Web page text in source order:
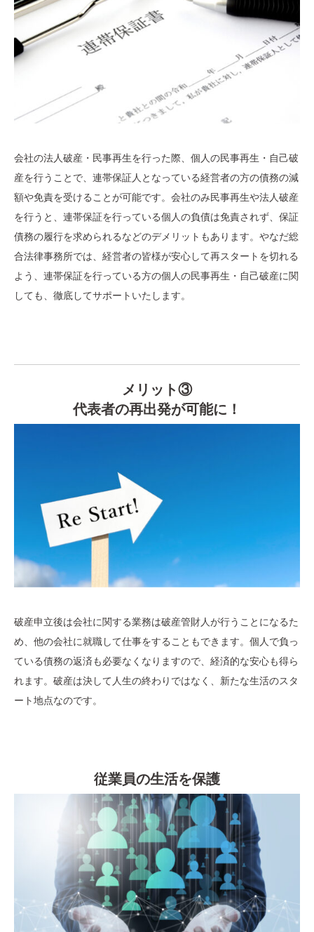
会社の法人破産・民事再生を行った際、個人の民事再生・自己破
産を行うことで、連帯保証人となっている経営者の方の債務の減
額や免責を受けることが可能です。会社のみ民事再生や法人破産
を行うと、連帯保証を行っている個人の負債は免責されず、保証
債務の履行を求められるなどのデメリットもあります。やなだ総
合法律事務所では、経営者の皆様が安心して再スタートを切れる
よう、連帯保証を行っている方の個人の民事再生・自己破産に関
しても、徹底してサポートいたします。
メリット③
代表者の再出発が可能に！
破産申立後は会社に関する業務は破産管財人が行うことになるた
め、他の会社に就職して仕事をすることもできます。個人で負っ
ている債務の返済も必要なくなりますので、経済的な安心も得ら
れます。破産は決して人生の終わりではなく、新たな生活のスタ
ート地点なのです。
従業員の生活を保護